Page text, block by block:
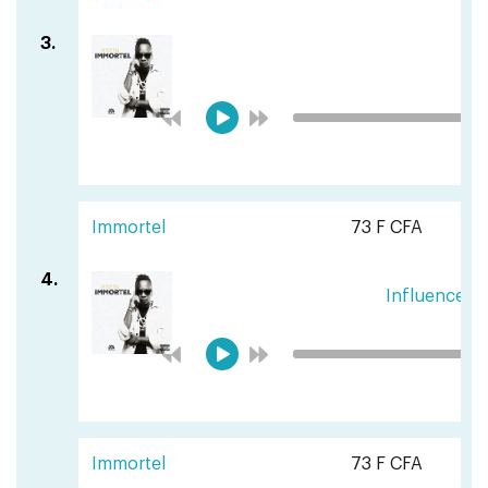
3.
Immortel 73 F CFA
4.
Immortel 73 F CFA